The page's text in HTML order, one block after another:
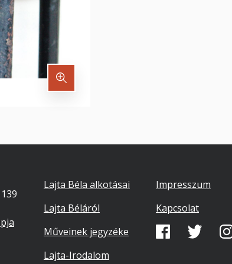
Footer
Lajta Béla alkotásai
Lajta Béláról
Műveinek jegyzéke
Lajta-Irodalom
Lábléc
Impresszum
Kapcsolat
Közösségi
média